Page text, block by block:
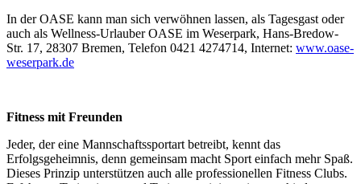
In der OASE kann man sich verwöhnen lassen, als Tagesgast oder
auch als Wellness-Urlauber OASE im Weserpark, Hans-Bredow-
Str. 17, 28307 Bremen, Telefon 0421 4274714, Internet: www.oase-
weserpark.de
Fitness mit Freunden
Jeder, der eine Mannschaftssportart betreibt, kennt das
Erfolgsgeheimnis, denn gemeinsam macht Sport einfach mehr Spaß.
Dieses Prinzip unterstützen auch alle professionellen Fitness Clubs.